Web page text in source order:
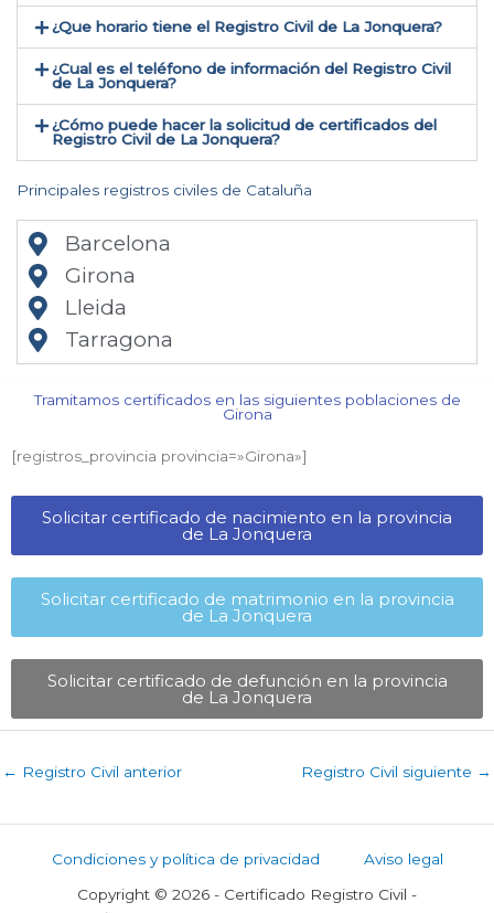
¿Que horario tiene el Registro Civil de La Jonquera?
¿Cual es el teléfono de información del Registro Civil
de La Jonquera​?
¿Cómo puede hacer la solicitud de certificados del
Registro Civil de La Jonquera​?
Principales registros civiles de Cataluña
Barcelona
Girona
Lleida
Tarragona
Tramitamos certificados en las siguientes poblaciones de
Girona​
[registros_provincia provincia=»Girona​»]
Solicitar certificado de nacimiento en la provincia
de La Jonquera​
Solicitar certificado de matrimonio en la provincia
de La Jonquera​
Solicitar certificado de defunción en la provincia
de La Jonquera​
← Registro Civil anterior Registro Civil siguiente →
Condiciones y política de privacidad
Aviso legal
Copyright © 2026 - Certificado Registro Civil -